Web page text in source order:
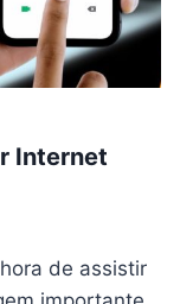
Internet
de assistir